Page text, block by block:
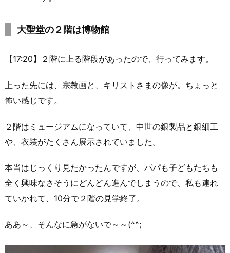
大聖堂の２階は博物館
【17:20】２階に上る階段があったので、行ってみます。
上った先には、宗教画と、キリストさまの像が。ちょっと
怖い感じです。
２階はミュージアムになっていて、中世の銀製品と銀細工
や、衣装がたくさん展示されていました。
本当はじっくり見たかったんですが、パパも子どもたちも
全く興味なさそうにどんどん進んでしまうので、私も連れ
ていかれて、10分で２階の見学終了。
ああ～、そんなに急がないで～～(^^;